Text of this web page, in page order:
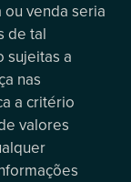
ou venda seria
de tal
sujeitas a
nas
a critério
valores